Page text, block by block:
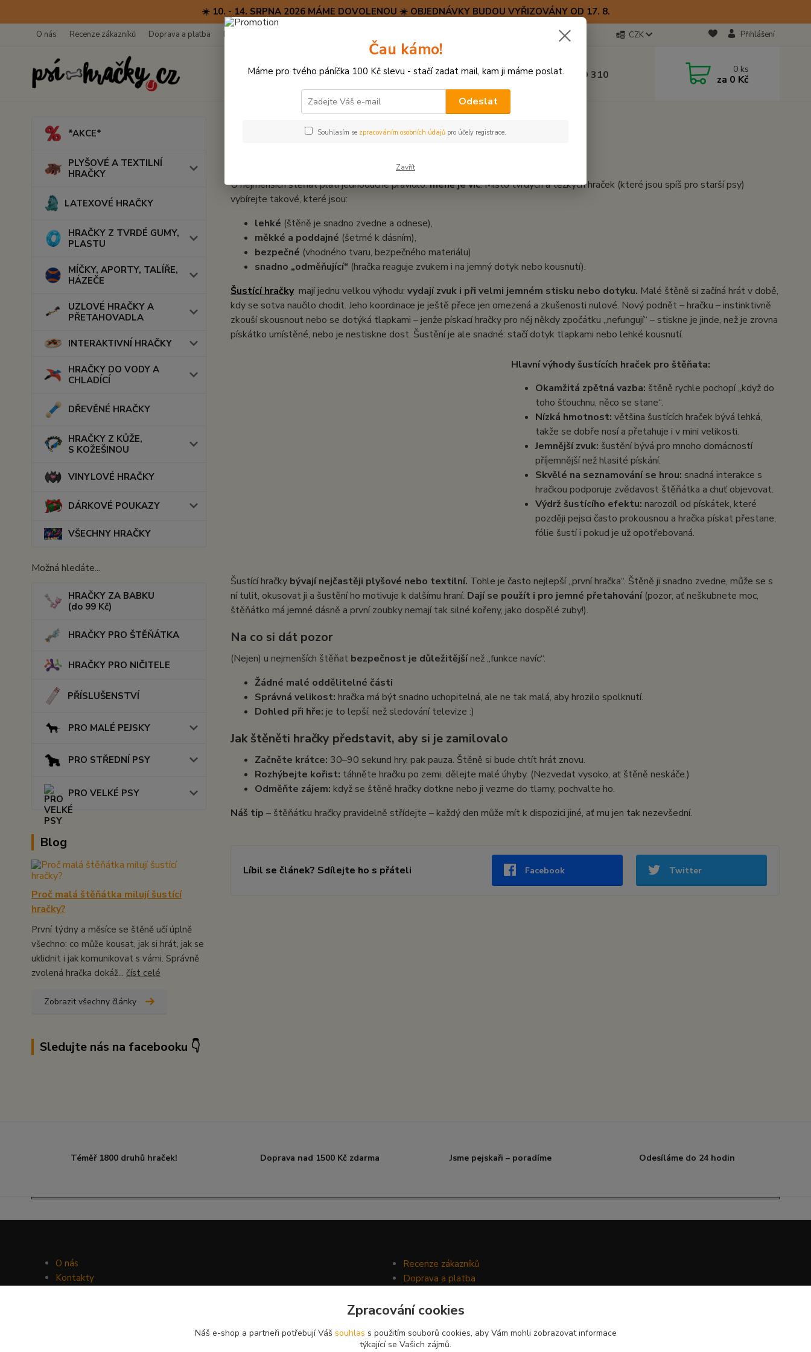
☀️ 10. - 14. SRPNA 2026 MÁME DOVOLENOU ☀️ OBJEDNÁVKY BUDOU VYŘIZOVÁNY OD 17. 8.
O nás Recenze zákazníků Doprava a platba Kontakty CZK Přihlášení
Hledat (+420) 723 770 310 0 ks
za 0 Kč
*AKCE*
PLYŠOVÉ A TEXTILNÍ
HRAČKY
LATEXOVÉ HRAČKY
HRAČKY Z TVRDÉ GUMY,
PLASTU
MÍČKY, APORTY, TALÍŘE,
HÁZEČE
UZLOVÉ HRAČKY A
PŘETAHOVADLA
INTERAKTIVNÍ HRAČKY
HRAČKY DO VODY A
CHLADÍCÍ
DŘEVĚNÉ HRAČKY
HRAČKY Z KŮŽE,
S KOŽEŠINOU
VINYLOVÉ HRAČKY
DÁRKOVÉ POUKAZY
VŠECHNY HRAČKY
Možná hledáte...
HRAČKY ZA BABKU
(do 99 Kč)
HRAČKY PRO ŠTĚŇÁTKA
HRAČKY PRO NIČITELE
PŘÍSLUŠENSTVÍ
PRO MALÉ PEJSKY
PRO STŘEDNÍ PSY
PRO VELKÉ PSY
Blog
Proč malá štěňátka milují šustící
hračky?
První týdny a měsíce se štěně učí úplně
všechno: co může kousat, jak si hrát, jak se
uklidnit i jak komunikovat s vámi. Správně
zvolená hračka dokáž... číst celé
Zobrazit všechny články
Sledujte nás na facebooku 👇
U nejmenších štěňat platí jednoduché pravidlo:méně je víc. Místo tvrdých a těžkých hraček (které jsou spíš pro starší psy)
vybírejte takové, které jsou:
lehké (štěně je snadno zvedne a odnese),
měkké a poddajné (šetrné k dásním),
bezpečné (vhodného tvaru, bezpečného materiálu)
snadno „odměňující“ (hračka reaguje zvukem i na jemný dotyk nebo kousnutí).
Šustící hračky mají jednu velkou výhodu: vydají zvuk i při velmi jemném stisku nebo dotyku. Malé štěně si začíná hrát v době,
kdy se sotva naučilo chodit. Jeho koordinace je ještě přece jen omezená a zkušenosti nulové. Nový podnět – hračku – instinktivně
zkouší skousnout nebo se dotýká tlapkami – jenže pískací hračky pro něj někdy zpočátku „nefungují“ – stiskne je jinde, než je zrovna
pískátko umístěné, nebo je nestiskne dost. Šustění je ale snadné: stačí dotyk tlapkami nebo lehké kousnutí.
Hlavní výhody šustících hraček pro štěňata:
Okamžitá zpětná vazba: štěně rychle pochopí „když do
toho šťouchnu, něco se stane“.
Nízká hmotnost: většina šustících hraček bývá lehká,
takže se dobře nosí a přetahuje i v mini velikosti.
Jemnější zvuk: šustění bývá pro mnoho domácností
příjemnější než hlasité pískání.
Skvělé na seznamování se hrou: snadná interakce s
hračkou podporuje zvědavost štěňátka a chuť objevovat.
Výdrž šustícího efektu: narozdíl od pískátek, které
později pejsci často prokousnou a hračka pískat přestane,
fólie šustí i pokud je už opotřebovaná.
Šustící hračky bývají nejčastěji plyšové nebo textilní. Tohle je často nejlepší „první hračka“. Štěně ji snadno zvedne, může se s
ní tulit, okusovat ji a šustění ho motivuje k dalšímu hraní. Dají se použít i pro jemné přetahování(pozor, ať neškubnete moc,
štěňátko má jemné dásně a první zoubky nemají tak silné kořeny, jako dospělé zuby!).
Na co si dát pozor
(Nejen) u nejmenších štěňat bezpečnost je důležitějšínež „funkce navíc“.
Žádné malé oddělitelné části
Správná velikost: hračka má být snadno uchopitelná, ale ne tak malá, aby hrozilo spolknutí.
Dohled při hře: je to lepší, než sledování televize :)
Jak štěněti hračky představit, aby si je zamilovalo
Začněte krátce: 30–90 sekund hry, pak pauza. Štěně si bude chtít hrát znovu.
Rozhýbejte kořist: táhněte hračku po zemi, dělejte malé úhyby. (Nezvedat vysoko, ať štěně neskáče.)
Odměňte zájem: když se štěně hračky dotkne nebo ji vezme do tlamy, pochvalte ho.
Náš tip – štěňátku hračky pravidelně střídejte – každý den může mít k dispozici jiné, ať mu jen tak nezevšední.
Líbil se článek? Sdílejte ho s přáteli Facebook Twitter
Téměř 1800 druhů hraček! Doprava nad 1500 Kč zdarma Jsme pejskaři – poradíme Odesíláme do 24 hodin
O nás
Kontakty
Recenze zákazníků
Doprava a platba
Obchodní podmínky
Čau kámo!
Máme pro tvého páníčka 100 Kč slevu - stačí zadat mail, kam ji máme poslat.
Odeslat
Souhlasím se zpracováním osobních údajů pro účely registrace.
Zavřít
Zpracování cookies
Náš e-shop a partneři potřebují Váš souhlas s použitím souborů cookies, aby Vám mohli zobrazovat informace
týkající se Vašich zájmů.